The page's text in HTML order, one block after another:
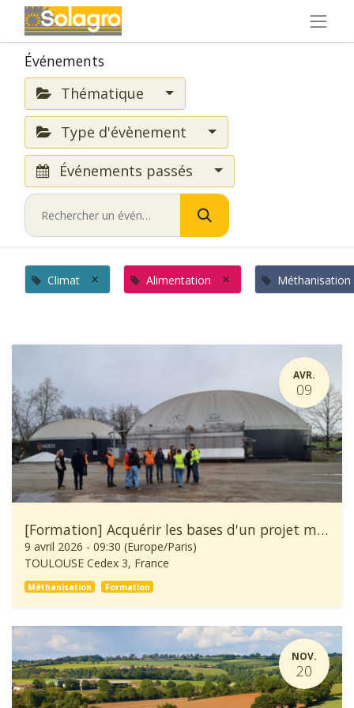
Événements
Thématique
Type d'évènement
Événements passés
Climat × Alimentation × Méthanisation
AVR.
09
[Formation] Acquérir les bases d'un projet méthanisation
9 avril 2026 - 09:30 (Europe/Paris)
TOULOUSE Cedex 3, France
Méthanisation Formation
NOV.
20